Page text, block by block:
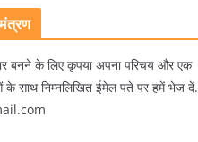
बनने के लिए कृपया अपना परिचय और एक
के साथ निम्नलिखित ईमेल पते पर हमें भेज दें.